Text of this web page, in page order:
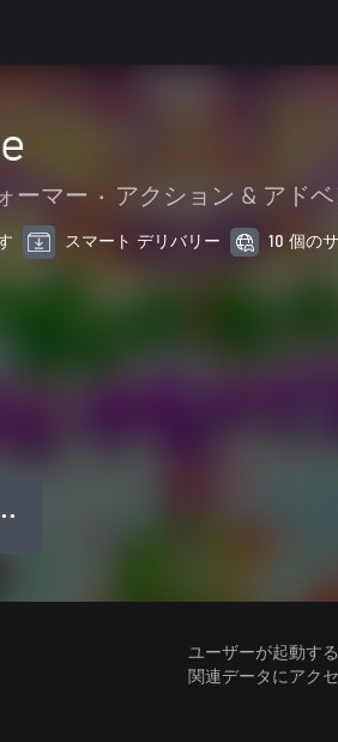
ーマー • アクション & アド
スマート デリバリー 10 個の
●
ユーザーが起動す
関連データにアク